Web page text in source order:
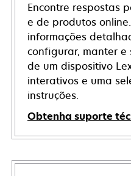
Encontre respostas
e de produtos
informações
configurar, manter e
de um dispositivo
interativos e uma
instruções.
Obtenha suporte
opens
in